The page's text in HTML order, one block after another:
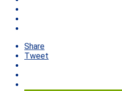
Share
Tweet